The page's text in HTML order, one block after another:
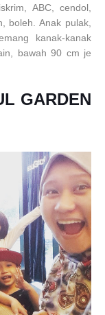
ABC, cendol,
boleh. Anak pulak,
kanak-kanak
bawah 90 cm je
GARDEN